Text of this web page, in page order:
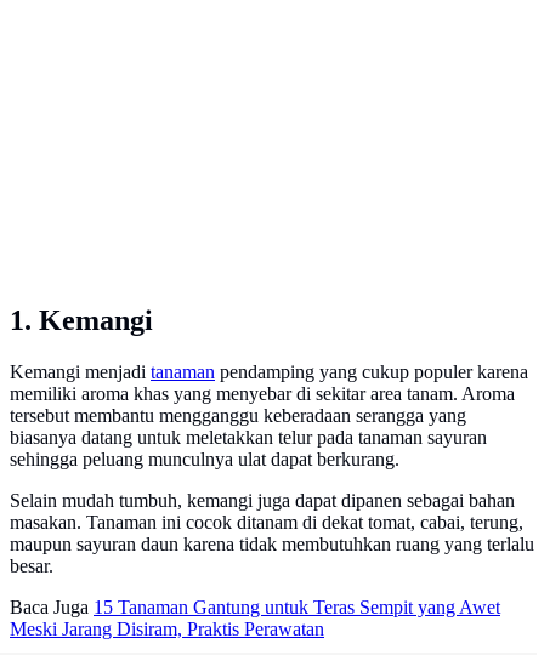
1. Kemangi
Kemangi menjadi tanaman pendamping yang cukup populer karena
memiliki aroma khas yang menyebar di sekitar area tanam. Aroma
tersebut membantu mengganggu keberadaan serangga yang
biasanya datang untuk meletakkan telur pada tanaman sayuran
sehingga peluang munculnya ulat dapat berkurang.
Selain mudah tumbuh, kemangi juga dapat dipanen sebagai bahan
masakan. Tanaman ini cocok ditanam di dekat tomat, cabai, terung,
maupun sayuran daun karena tidak membutuhkan ruang yang terlalu
besar.
Baca Juga 15 Tanaman Gantung untuk Teras Sempit yang Awet
Meski Jarang Disiram, Praktis Perawatan